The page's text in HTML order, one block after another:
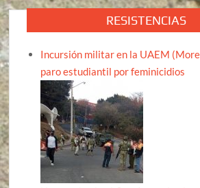
RESISTENCIAS
Incursión militar en la UAEM
paro estudiantil por feminicidios